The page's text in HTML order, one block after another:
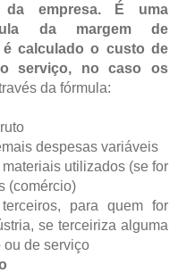
da empresa. É uma
da margem de
calculado o custo de
serviço, no caso os
da fórmula:
despesas variáveis
utilizados (se for
(comércio)
para quem for
se terceiriza alguma
ou de serviço